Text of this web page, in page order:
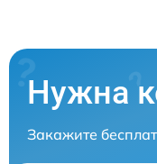
Нужна
Закажите